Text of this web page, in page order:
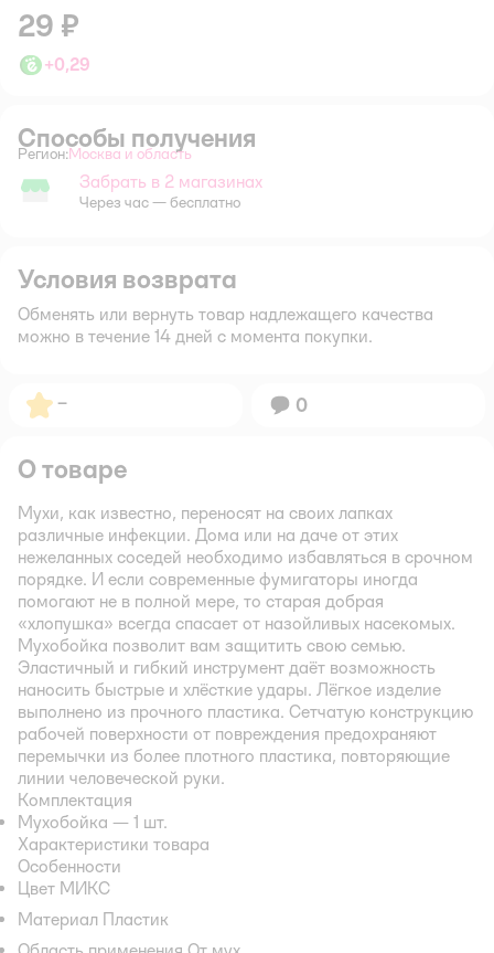
29 ₽
+0,29
Способы получения
Регион: Выбор адреса доставки.
Москва и область
Забрать в магазине
Забрать в 2 магазинах
Через час — бесплатно
Условия возврата
Обменять или вернуть товар надлежащего качества
можно в течение 14 дней с момента покупки.
Рейтинг:
– Вопросов:
0
О товаре
Мухи, как известно, переносят на своих лапках
различные инфекции. Дома или на даче от этих
нежеланных соседей необходимо избавляться в срочном
порядке. И если современные фумигаторы иногда
помогают не в полной мере, то старая добрая
«хлопушка» всегда спасает от назойливых насекомых.
Мухобойка позволит вам защитить свою семью.
Эластичный и гибкий инструмент даёт возможность
наносить быстрые и хлёсткие удары. Лёгкое изделие
выполнено из прочного пластика. Сетчатую конструкцию
рабочей поверхности от повреждения предохраняют
перемычки из более плотного пластика, повторяющие
линии человеческой руки.
Комплектация
Мухобойка — 1 шт.
Характеристики товара
Особенности
Цвет МИКС
Материал Пластик